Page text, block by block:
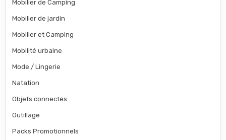
Mobilier de Camping
Mobilier de jardin
Mobilier et Camping
Mobilité urbaine
Mode / Lingerie
Natation
Objets connectés
Outillage
Packs Promotionnels